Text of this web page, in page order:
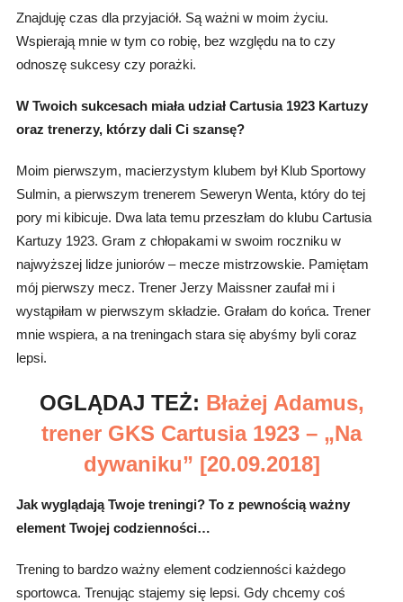
Znajduję czas dla przyjaciół. Są ważni w moim życiu.
Wspierają mnie w tym co robię, bez względu na to czy
odnoszę sukcesy czy porażki.
W Twoich sukcesach miała udział Cartusia 1923 Kartuzy
oraz trenerzy, którzy dali Ci szansę?
Moim pierwszym, macierzystym klubem był Klub Sportowy
Sulmin, a pierwszym trenerem Seweryn Wenta, który do tej
pory mi kibicuje. Dwa lata temu przeszłam do klubu Cartusia
Kartuzy 1923. Gram z chłopakami w swoim roczniku w
najwyższej lidze juniorów – mecze mistrzowskie. Pamiętam
mój pierwszy mecz. Trener Jerzy Maissner zaufał mi i
wystąpiłam w pierwszym składzie. Grałam do końca. Trener
mnie wspiera, a na treningach stara się abyśmy byli coraz
lepsi.
OGLĄDAJ TEŻ: Błażej Adamus,
trener GKS Cartusia 1923 – „Na
dywaniku” [20.09.2018]
Jak wyglądają Twoje treningi? To z pewnością ważny
element Twojej codzienności…
Trening to bardzo ważny element codzienności każdego
sportowca. Trenując stajemy się lepsi. Gdy chcemy coś